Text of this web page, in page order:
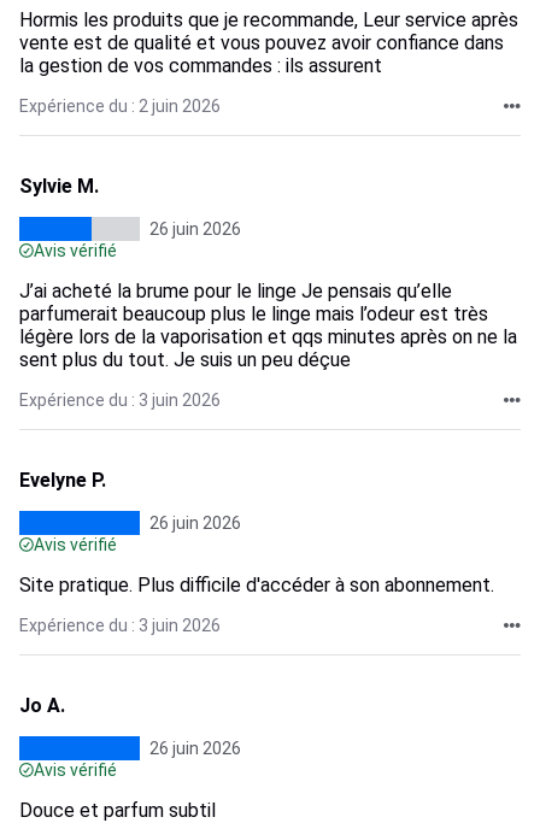
Hormis les produits que je recommande, Leur service après
vente est de qualité et vous pouvez avoir confiance dans
la gestion de vos commandes : ils assurent
Expérience du : 2 juin 2026
Sylvie M.
26 juin 2026
Avis vérifié
J’ai acheté la brume pour le linge Je pensais qu’elle
parfumerait beaucoup plus le linge mais l’odeur est très
légère lors de la vaporisation et qqs minutes après on ne la
sent plus du tout. Je suis un peu déçue
Expérience du : 3 juin 2026
Evelyne P.
26 juin 2026
Avis vérifié
Site pratique. Plus difficile d'accéder à son abonnement.
Expérience du : 3 juin 2026
Jo A.
26 juin 2026
Avis vérifié
Douce et parfum subtil